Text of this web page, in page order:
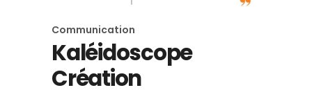
Communication
Kaléidoscope
Création